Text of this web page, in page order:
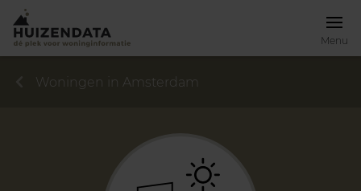
Menu
Woningen in Amsterdam